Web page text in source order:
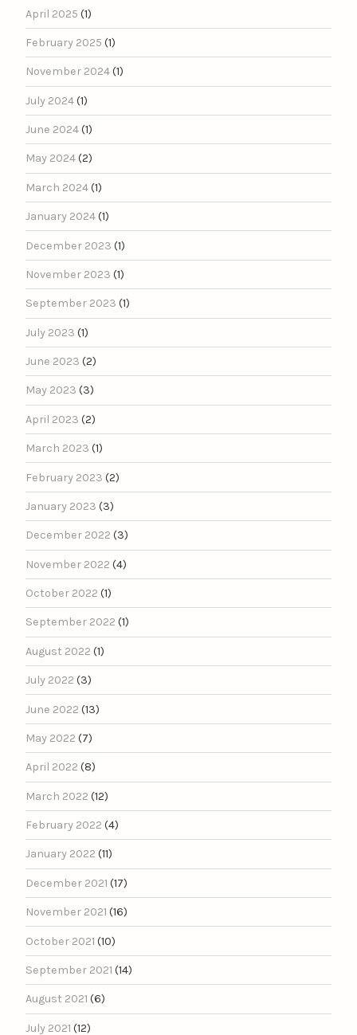
April 2025 (1)
February 2025 (1)
November 2024(1)
July 2024(1)
June 2024(1)
May 2024(2)
March 2024(1)
January 2024(1)
December 2023 (1)
November 2023 (1)
September 2023 (1)
July 2023 (1)
June 2023 (2)
May 2023 (3)
April 2023 (2)
March 2023 (1)
February 2023 (2)
January 2023 (3)
December 2022 (3)
November 2022 (4)
October 2022 (1)
September 2022 (1)
August 2022 (1)
July 2022 (3)
June 2022 (13)
May 2022 (7)
April 2022 (8)
March 2022 (12)
February 2022 (4)
January 2022 (11)
December 2021 (17)
November 2021 (16)
October 2021 (10)
September 2021 (14)
August 2021 (6)
July 2021 (12)